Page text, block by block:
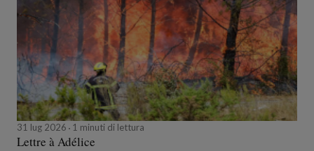
31 lug 2026 1 minuti di lettura
Lettre à Adélice